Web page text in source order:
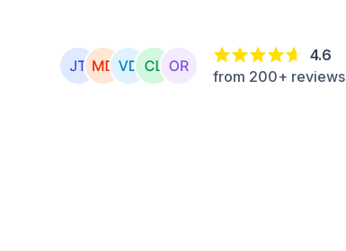
4.6
from 200+ reviews